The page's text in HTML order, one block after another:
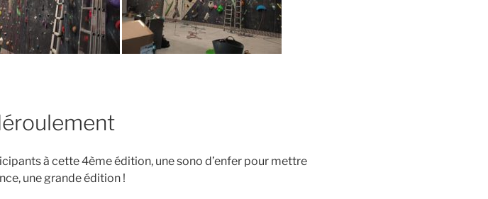
à cette 4ème édition, une sono d’enfer pour mettre
une grande édition !